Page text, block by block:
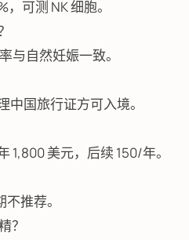
可测 NK 细胞。
与自然妊娠一致。
中国旅行证方可入境。
1,800 美元，后续 150/年。
推荐。
？